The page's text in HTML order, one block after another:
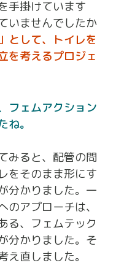
手掛けています
いませんでしたか
として、トイレを
を考えるプロジェ
フェムアクション
。
みると、配管の問
をそのまま形にす
分かりました。一
アプローチは、
る、フェムテック
分かりました。そ
直しました。